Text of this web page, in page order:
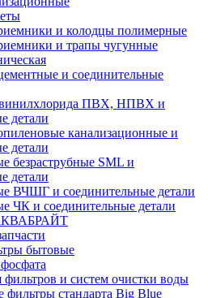
и колодцы полимерные
и трапы чугунные
и соединительные
ПВХ, НПВХ и
детали
канализационные и
детали
безраструбные SML и
детали
ВЧШГ и соединительные детали
ЧК и соединительные детали
бытовые
и систем очистки воды
фильтры стандарта Big Blue